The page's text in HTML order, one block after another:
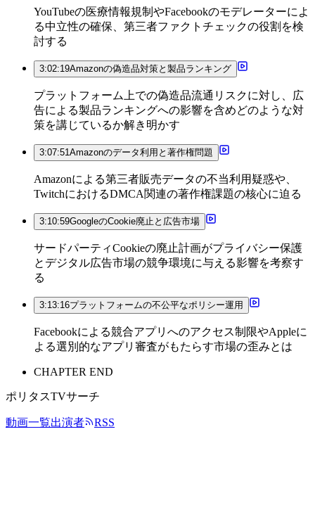
YouTubeの医療情報規制やFacebookのモデレーターによ
る中立性の確保、第三者ファクトチェックの役割を検
討する
3:02:19Amazonの偽造品対策と製品ランキング
プラットフォーム上での偽造品流通リスクに対し、広
告による製品ランキングへの影響を含めどのような対
策を講じているか解き明かす
3:07:51Amazonのデータ利用と著作権問題
Amazonによる第三者販売データの不当利用疑惑や、
TwitchにおけるDMCA関連の著作権課題の核心に迫る
3:10:59GoogleのCookie廃止と広告市場
サードパーティCookieの廃止計画がプライバシー保護
とデジタル広告市場の競争環境に与える影響を考察す
る
3:13:16プラットフォームの不公平なポリシー運用
Facebookによる競合アプリへのアクセス制限やAppleに
よる選別的なアプリ審査がもたらす市場の歪みとは
CHAPTER END
ポリタスTVサーチ
動画一覧出演者 RSS